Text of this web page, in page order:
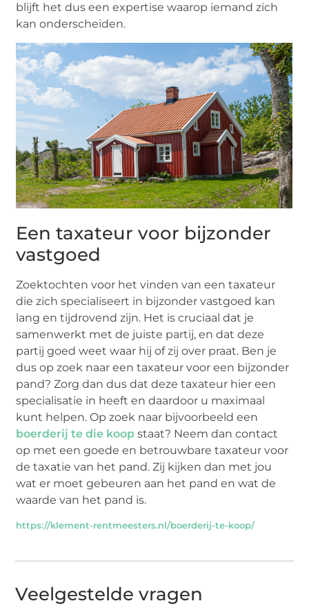
blijft het dus een expertise waarop iemand zich
kan onderscheiden.
Een taxateur voor bijzonder
vastgoed
Zoektochten voor het vinden van een taxateur
die zich specialiseert in bijzonder vastgoed kan
lang en tijdrovend zijn. Het is cruciaal dat je
samenwerkt met de juiste partij, en dat deze
partij goed weet waar hij of zij over praat. Ben je
dus op zoek naar een taxateur voor een bijzonder
pand? Zorg dan dus dat deze taxateur hier een
specialisatie in heeft en daardoor u maximaal
kunt helpen. Op zoek naar bijvoorbeeld een
boerderij te die koop staat? Neem dan contact
op met een goede en betrouwbare taxateur voor
de taxatie van het pand. Zij kijken dan met jou
wat er moet gebeuren aan het pand en wat de
waarde van het pand is.
https://klement-rentmeesters.nl/boerderij-te-koop/
Veelgestelde vragen